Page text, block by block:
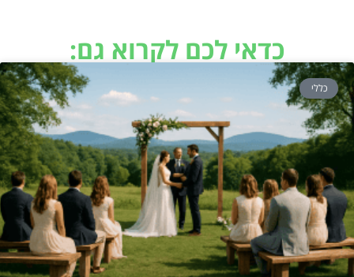
כדאי לכם לקרוא גם:
כללי